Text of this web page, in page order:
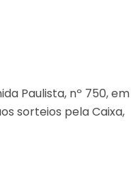
Paulista, nº 750, em
sorteios pela Caixa,